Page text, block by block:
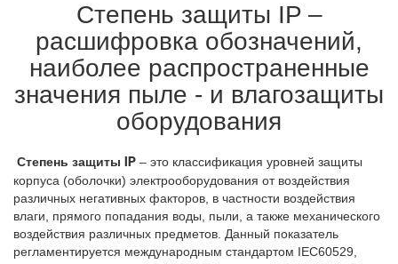
Степень защиты IP –
расшифровка обозначений,
наиболее распространенные
значения пыле - и влагозащиты
оборудования
Степень защиты IP – это классификация уровней защиты
корпуса (оболочки) электрооборудования от воздействия
различных негативных факторов, в частности воздействия
влаги, прямого попадания воды, пыли, а также механического
воздействия различных предметов. Данный показатель
регламентируется международным стандартом IEC60529,